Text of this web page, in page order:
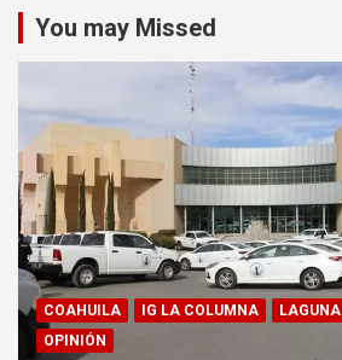
You may Missed
COAHUILA IG LA COLUMNA LAGUNA
OPINIÓN